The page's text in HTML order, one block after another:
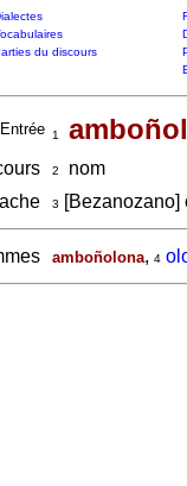
du discours
Entrée 1
2
nom
3 [Bezanozano]
amboñolona, 4